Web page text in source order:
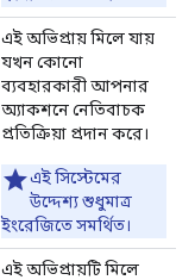
এই অভিপ্রায় মিলে যায়
যখন কোনো
ব্যবহারকারী আপনার
অ্যাকশনে নেতিবাচক
প্রতিক্রিয়া প্রদান করে।
এই সিস্টেমের
উদ্দেশ্য শুধুমাত্র
ইংরেজিতে সমর্থিত।
এই অভিপ্রায়টি মিলে